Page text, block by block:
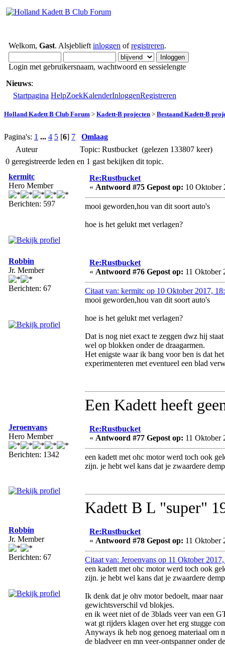
Welkom, Gast. Alsjeblieft inloggen ofregistreren.
Login met gebruikersnaam, wachtwoord en sessielengte
Nieuws:
Startpagina HelpZoekKalenderInloggenRegistreren
Holland Kadett B Club Forum > Kadett-B projecten > Bestaand Kadett-B
Pagina's: 1 ... 4 5 [6] 7
Omlaag
Auteur
Topic: Rustbucket (gelezen 133807 keer)
0 geregistreerde leden en 1 gast bekijken dit topic.
kermitc
Hero Member
Berichten: 597
Re:Rustbucket
« Antwoord #75 Gepost op: 10 Oktober
mooi geworden,hou van dit soort auto's
hoe is het gelukt met verlagen?
Robbin
Jr. Member
Berichten: 67
Re:Rustbucket
« Antwoord #76 Gepost op: 11 Oktober
Citaat van: kermitc op 10 Oktober 2017,
mooi geworden,hou van dit soort auto's
hoe is het gelukt met verlagen?
Dat is nog niet exact te zeggen dwz hij
wel op blokken onder de draagarmen.
Het enigste waar ik bang voor ben is dat
experimenteren met eventueel een blad
Een Kadett heeft
Jeroenvans
Hero Member
Berichten: 1342
Re:Rustbucket
« Antwoord #77 Gepost op: 11 Oktober
een kadett met ohc motor werd toch ook
zijn. je hebt wel kans dat je zwaardere
Kadett B L "super"
Robbin
Jr. Member
Berichten: 67
Re:Rustbucket
« Antwoord #78 Gepost op: 11 Oktober
Citaat van: Jeroenvans op 11 Oktober
een kadett met ohc motor werd toch ook
zijn. je hebt wel kans dat je zwaardere
Ik denk dat je ohv motor bedoelt, maar
gewichtsverschil vd blokjes.
en ik weet niet of de 3blads veer van een
wat gt rijders klagen over het erg stugge
Anyways ik heb nog genoeg materiaal om
de bladveer en mn veer-ontspanner onder